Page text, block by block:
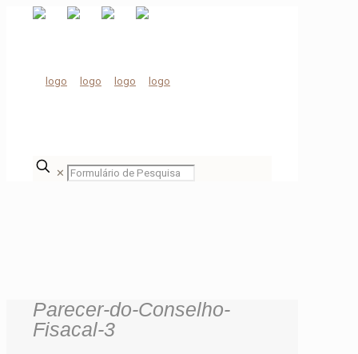
✕
Parecer-do-Conselho-
Fisacal-3